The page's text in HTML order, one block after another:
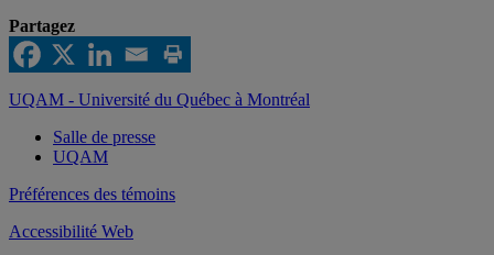
Partagez
UQAM - Université du Québec à Montréal
Salle de presse
UQAM
Préférences des témoins
Accessibilité Web